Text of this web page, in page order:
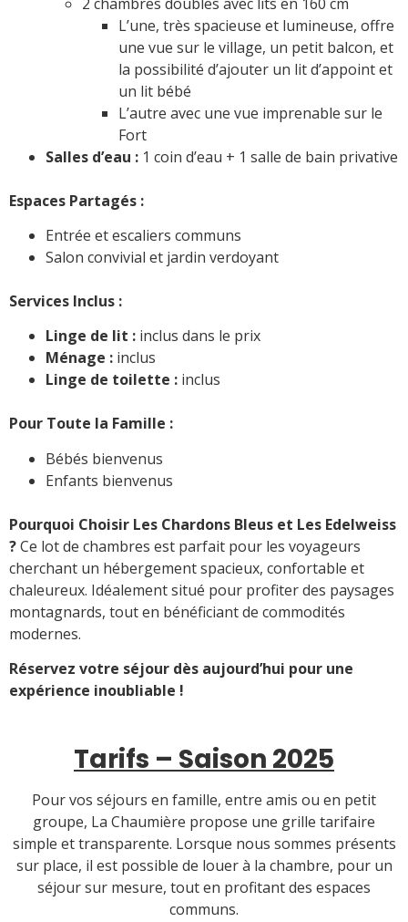
L’une, très spacieuse et lumineuse, offre
une vue sur le village, un petit balcon, et
la possibilité d’ajouter un lit d’appoint et
un lit bébé
L’autre avec une vue imprenable sur le
Fort
Salles d’eau : 1 coin d’eau + 1 salle de bain privative
Espaces Partagés :
Entrée et escaliers communs
Salon convivial et jardin verdoyant
Services Inclus :
Linge de lit : inclus dans le prix
Ménage : inclus
Linge de toilette : inclus
Pour Toute la Famille :
Bébés bienvenus
Enfants bienvenus
Pourquoi Choisir Les Chardons Bleus et Les Edelweiss
?Ce lot de chambres est parfait pour les voyageurs
cherchant un hébergement spacieux, confortable et
chaleureux. Idéalement situé pour profiter des paysages
montagnards, tout en bénéficiant de commodités
modernes.
Réservez votre séjour dès aujourd’hui pour une
expérience inoubliable !
Tarifs – Saison 2025
Pour vos séjours en famille, entre amis ou en petit
groupe, La Chaumière propose une grille tarifaire
simple et transparente. Lorsque nous sommes présents
sur place, il est possible de louer à la chambre, pour un
séjour sur mesure, tout en profitant des espaces
communs.